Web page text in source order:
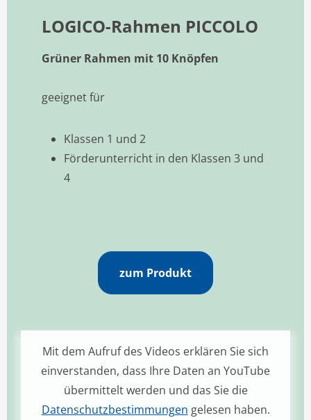
LOGICO-Rahmen PICCOLO
Grüner Rahmen mit 10 Knöpfen
geeignet für
Klassen 1 und 2
Förderunterricht in den Klassen 3 und
4
zum Produkt
Mit dem Aufruf des Videos erklären Sie sich
einverstanden, dass Ihre Daten an YouTube
übermittelt werden und das Sie die
Datenschutzbestimmungen gelesen haben.